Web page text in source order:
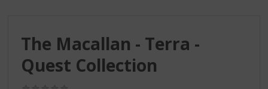
The Macallan - Terra -
Quest Collection